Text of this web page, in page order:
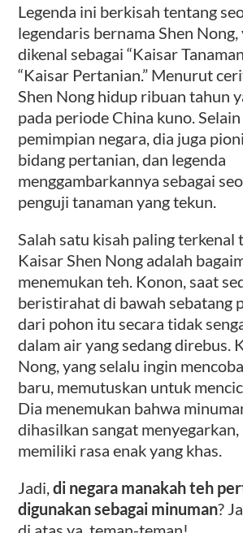
Legenda ini berkisah tentang
legendaris bernama Shen Nong,
dikenal sebagai “Kaisar
“Kaisar Pertanian.” Menurut
Shen Nong hidup ribuan tahun
pada periode China kuno.
pemimpian negara, dia juga
bidang pertanian, dan legenda
menggambarkannya sebagai
penguji tanaman yang tekun.
Salah satu kisah paling terkenal
Kaisar Shen Nong adalah
menemukan teh. Konon, saat
beristirahat di bawah sebatang
dari pohon itu secara tidak
dalam air yang sedang direbus.
Nong, yang selalu ingin
baru, memutuskan untuk
Dia menemukan bahwa
dihasilkan sangat
memiliki rasa enak yang khas.
Jadi,di negara manakah teh
digunakan sebagai minuman?